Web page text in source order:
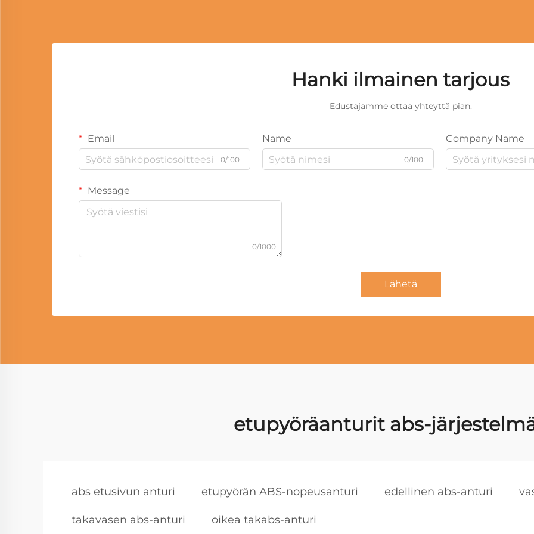
Hanki ilmainen tarjous
Edustajamme ottaa yhteyttä pian.
Email
0/100
Name
0/100
Company Name
Message
0/1000
Lähetä
etupyöräanturit abs-
abs etusivun anturi etupyörän ABS-nopeusanturi edellinen abs-anturi
takavasen abs-anturi oikea takabs-anturi